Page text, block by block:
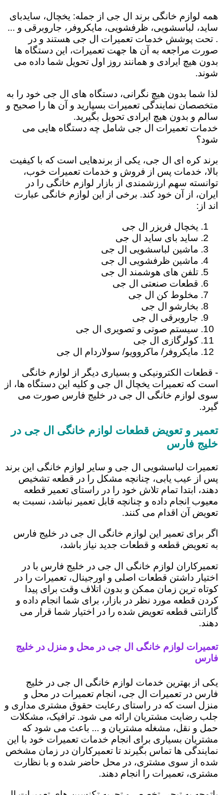
همه لوازم خانگی برند ال جی از جمله: یخچال، سایدبای
ساید، لباسشویی، ظرفشویی، مایکروفر، جاروبرقی و ...
. تحت پوشش خدمات تعمیرات ال جی هستند و در
صورت مراجعه به آن ها جهت تعمیرات، این دستگاه ها
بدون هیچ ایرادی و همانند روز اول تحویل شما داده می
شوند.
لذا شما بدون هیچ نگرانی، دستگاه های ال جی خود را به
متخصصان نمایندگی تعمیرات بسپارید و آن ها را صحیح و
سالم و بدون هیچ ایرادی تحویل بگیرید.
خدمات تعمیرات ال جی شامل چه دستگاه هایی می
شود؟
برند کره ای ال جی، یکی از برندهایی است که با کیفیت
بالا، خدمات پس از فروش و خدمات تعمیرات خوب،
توانسته سهم ارزشمندی از بازار لوازم خانگی را در
ایران، از آن خود کند. برخی از این لوازم خانگی عبارت
اند از:
یخچال فریزر ال جی
ساید بای ساید ال جی
ماشین لباسشویی ال جی
ماشین ظرفشویی ال جی
تلفن های هوشمند ال جی
قطعات صنعتی ال جی
مخلوط کن ال جی
بخارشو ال جی
جاروبرقی ال جی
سیستم صوتی و تصویری ال جی
کولرگازی ال جی
مایکروفر/ ماکروویو/ سولاردام ال جی
- قطعات الکترونیکی و بسیاری دیگر از لوازم خانگی
است که تعمیرات یخچال ال جی و کلیه این دستگاه ها، از
سوی لوازم خانگی ال جی در خلیج فارس صورت می
گیرد.
تعمیر و تعویض قطعات لوازم خانگی ال جی در
خلیج فارس
تعمیرات لباسشویی ال جی و سایر لوازم خانگی این برند
پس از عیب یابی، چنانچه مشکل را در قطعه تشخیص
دهند، ابتدا تمام تلاش خود را در راستای تعمیر قطعه
معیوب انجام داده و چنانچه قابل تعمیر نباشد، نسبت به
تعویض آن اقدام می کنند.
اگر برای تعمیر این لوازم خانگی ال جی در خلیج فارس
به تعویض قطعه و قطعات جدید نیاز باشد،
تعمیرکاران لوازم خانگی ال جی در خلیج فارس با در
اختیار داشتن قطعات اصلی و اورجینال، تعمیرات را در
کوتاه ترین زمان ممکن و بدون اتلاف وقت برای پیدا
کردن قطعه مورد نظر در بازار، برای شما انجام داده و
گارانتی قطعه تعویض شده را در اختیار شما قرار می
دهند.
تعمیرات لوازم خانگی ال جی در محل و منزل در خلیج
فارس
یکی از بهترین خدمات لوازم خانگی ال جی در خلیج
فارس در تعمیرات ال جی، انجام تعمیرات در محل و
منزل است که در راستای رعایت حقوق مشتری مداری و
جلب رضایت مشتریان ارائه می شود. ترافیک، مشکلات
حمل و نقل، مشغله مشتریان و ... باعث می شود که
مشتریان بسیاری برای انجام خدمات تعمیرات خود با این
نمایندگی ها تماس بگیرند تا تعمیرکاران در زمان مشخص
شده از سوی مشتری، در محل حاضر شده و با نظارت
مشتری، تعمیرات را انجام دهند.